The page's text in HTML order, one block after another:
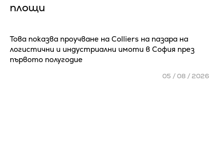
площи
Това показва проучване на Colliers на пазара на
логистични и индустриални имоти в София през
първото полугодие
05 / 08 / 2026